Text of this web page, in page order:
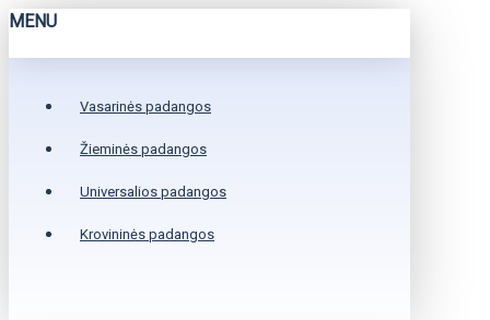
MENU
Vasarinės padangos
Žieminės padangos
Universalios padangos
Krovininės padangos